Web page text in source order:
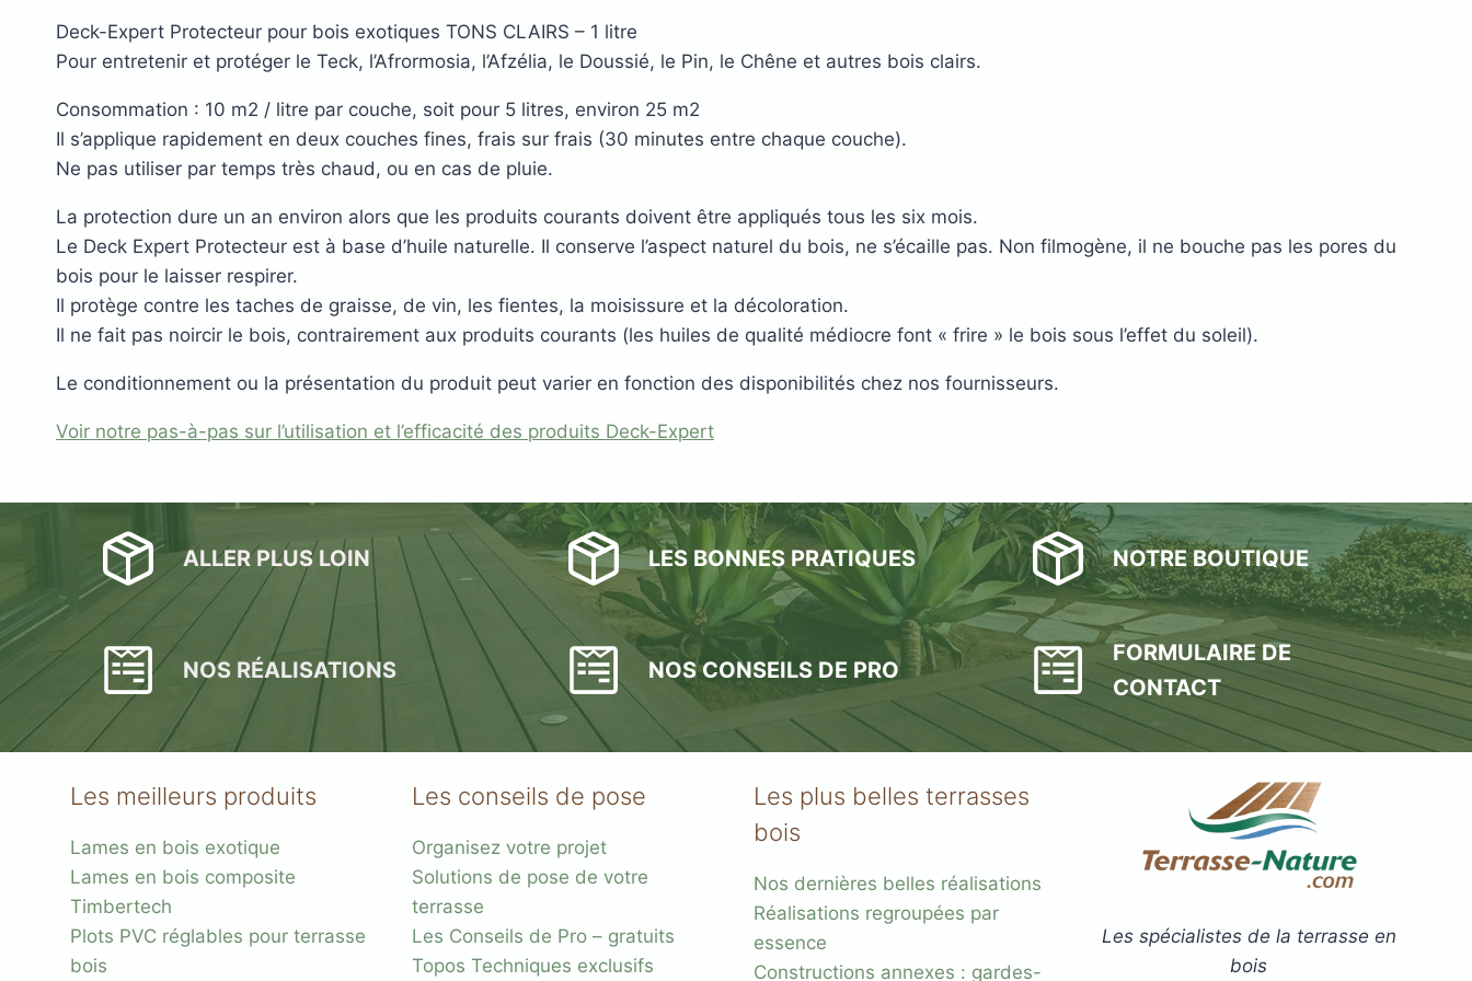
Plots réglables
incombustibles en acier
Deck-Expert Protecteur pour bois exotiques TONS CLAIRS – 1 litre
Pour entretenir et protéger le Teck, l’Afrormosia, l’Afzélia, le Doussié, le Pin, le Chêne et autres bois clairs.
Consommation : 10 m2 / litre par couche, soit pour 5 litres, environ 25 m2
Il s’applique rapidement en deux couches fines, frais sur frais (30 minutes entre chaque couche).
Ne pas utiliser par temps très chaud, ou en cas de pluie.
La protection dure un an environ alors que les produits courants doivent être appliqués tous les six mois.
Le Deck Expert Protecteur est à base d’huile naturelle. Il conserve l’aspect naturel du bois, ne s’écaille pas. Non filmogène, il ne bouche pas les pores du
bois pour le laisser respirer.
Il protège contre les taches de graisse, de vin, les fientes, la moisissure et la décoloration.
Il ne fait pas noircir le bois, contrairement aux produits courants (les huiles de qualité médiocre font « frire » le bois sous l’effet du soleil).
Le conditionnement ou la présentation du produit peut varier en fonction des disponibilités chez nos fournisseurs.
Voir notre pas-à-pas sur l’utilisation et l’efficacité des produits Deck-Expert
ALLER PLUS LOIN
NOS RÉALISATIONS
LES BONNES PRATIQUES
NOS CONSEILS DE PRO
NOTRE BOUTIQUE
FORMULAIRE DE
CONTACT
Les meilleurs produits
Lames en bois exotique
Lames en bois composite
Timbertech
Plots PVC réglables pour terrasse
bois
Les conseils de pose
Organisez votre projet
Solutions de pose de votre
terrasse
Les Conseils de Pro – gratuits
Topos Techniques exclusifs
Les plus belles terrasses
bois
Nos dernières belles réalisations
Réalisations regroupées par
essence
Constructions annexes : gardes-
Les spécialistes de la terrasse en
bois